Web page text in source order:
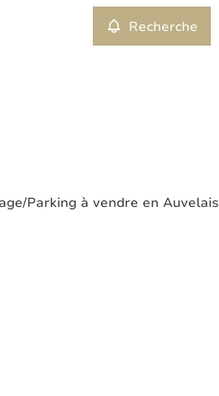
Recherche
Parking à vendre en Auvelais